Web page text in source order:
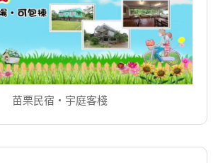
苗栗民宿‧宇庭客棧